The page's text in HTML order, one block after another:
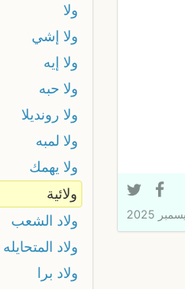
ولا
ولا إشي
ولا إيه
ولا حبه
ولا رونديلا
ولا لمبه
ولا يهمك
ولائية
ولاد الشعب
ولاد المتحايله
ولاد برا